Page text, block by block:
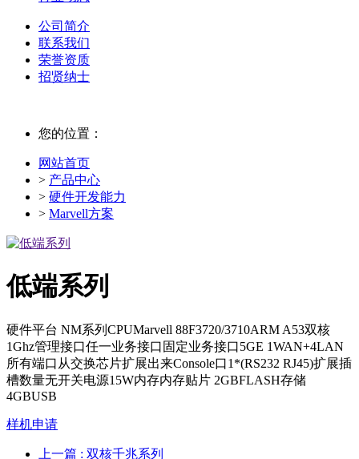
公司简介
联系我们
荣誉资质
招贤纳士
您的位置：
网站首页
> 产品中心
> 硬件开发能力
> Marvell方案
低端系列
硬件平台 NM系列CPUMarvell 88F3720/3710ARM A53双核
1Ghz管理接口任一业务接口固定业务接口5GE 1WAN+4LAN
所有端口从交换芯片扩展出来Console口1*(RS232 RJ45)扩展插
槽数量无开关电源15W内存内存贴片 2GBFLASH存储
4GBUSB
样机申请
上一篇 : 双核千兆系列